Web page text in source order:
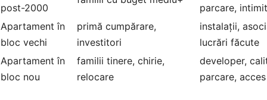
post-2000
parcare,
Apartament în
bloc vechi
primă cumpărare,
investitori
instalații,
lucrări făcute
Apartament în
bloc nou
familii tinere, chirie,
relocare
developer,
parcare,